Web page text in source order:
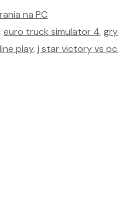
na PC
,euro truck simulator 4,gry
play,j star victory vs pc,